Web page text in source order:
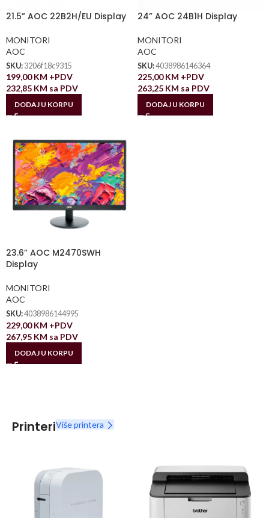
21.5” AOC 22B2H/EU Display
MONITORI
AOC
SKU: 3206f18c9315
199,00KM +PDV
232,85 KM sa PDV
DODAJ U KORPU
24” AOC 24B1H Display
MONITORI
AOC
SKU:4038986146364
225,00KM +PDV
263,25 KM sa PDV
DODAJ U KORPU
23.6” AOC M2470SWH
Display
MONITORI
AOC
SKU:4038986144995
229,00KM +PDV
267,95 KM sa PDV
DODAJ U KORPU
PrinteriViše printera